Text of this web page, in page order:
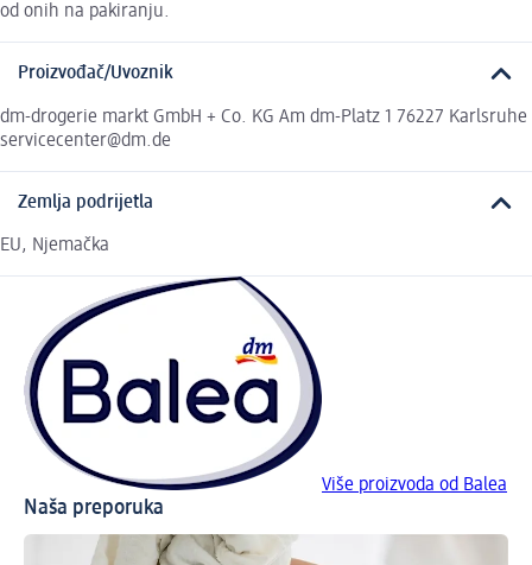
od onih na pakiranju.
Proizvođač/Uvoznik
dm-drogerie markt GmbH + Co. KG Am dm-Platz 1 76227 Karlsruhe
servicecenter@dm.de
Zemlja podrijetla
EU, Njemačka
Više proizvoda od Balea
Naša preporuka